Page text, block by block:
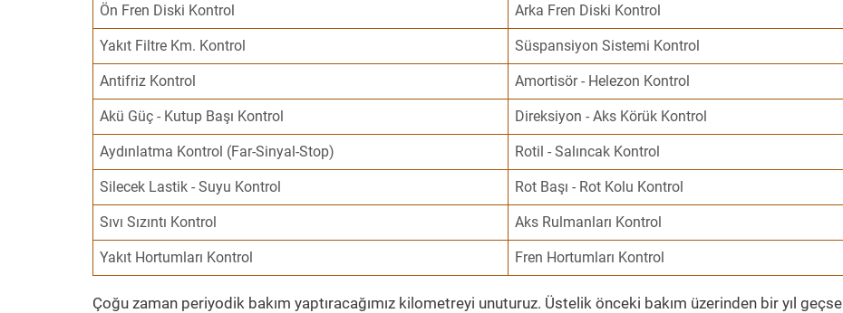
Ön Fren Diski Kontrol Arka Fren Diski Kontrol
Yakıt Filtre Km. Kontrol Süspansiyon Sistemi Kontrol
Antifriz Kontrol Amortisör - Helezon Kontrol
Akü Güç - Kutup Başı Kontrol Direksiyon - Aks Körük Kontrol
Aydınlatma Kontrol (Far-Sinyal-Stop) Rotil - Salıncak Kontrol
Silecek Lastik - Suyu Kontrol Rot Başı - Rot Kolu Kontrol
Sıvı Sızıntı Kontrol Aks Rulmanları Kontrol
Yakıt Hortumları Kontrol Fren Hortumları Kontrol
Çoğu zaman periyodik bakım yaptıracağımız kilometreyi unuturuz. Üstelik önceki bakım üzerinden bir yıl geçse